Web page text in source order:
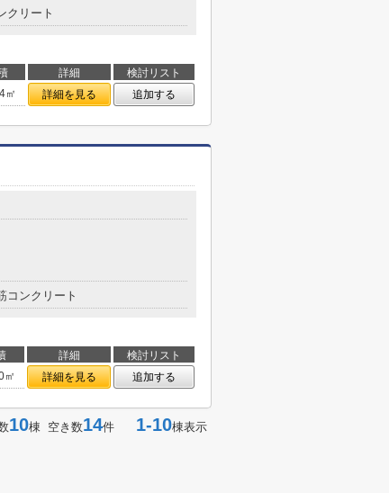
クリート
詳細
検討リスト
㎡ 詳細を見る 追加する
コンクリート
詳細
検討リスト
㎡ 詳細を見る 追加する
10棟 空き数14件 1-10棟表示